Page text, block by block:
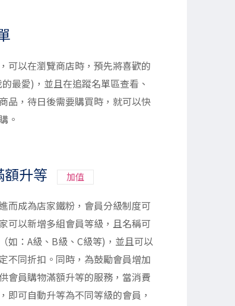
可以在瀏覽商店時，預先將喜歡的
最愛)，並且在追蹤名單區查看、
品，待日後需要購買時，就可以快
。
升等 加值
而成為店家鐵粉，會員分級制度可
可以新增多組會員等級，且名稱可
如：A級、B級、C級等)，並且可以
不同折扣。同時，為鼓勵會員增加
會員購物滿額升等的服務，當消費
即可自動升等為不同等級的會員，